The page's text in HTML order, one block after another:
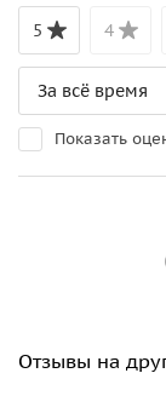
5 4
Показать
Отзывы на